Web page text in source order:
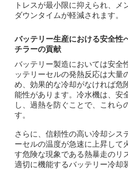
トレスが最小限に抑えられ、メ
ダウンタイムが軽減されます。
バッテリー生産における安全性
チラーの貢献
バッテリー製造においては安全
ッテリーセルの発熱反応は大量
め、効果的な冷却がなければ危
能性があります。冷水機は、安
し、過熱を防ぐことで、これら
す。
さらに、信頼性の高い冷却シス
ーセルの温度が急速に上昇して
す危険な現象である熱暴走のリ
適切に機能するバッテリー冷却